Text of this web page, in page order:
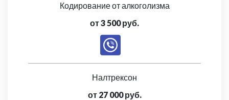
Кодирование от алкоголизма
от 3 500 руб.
Налтрексон
от 27 000 руб.